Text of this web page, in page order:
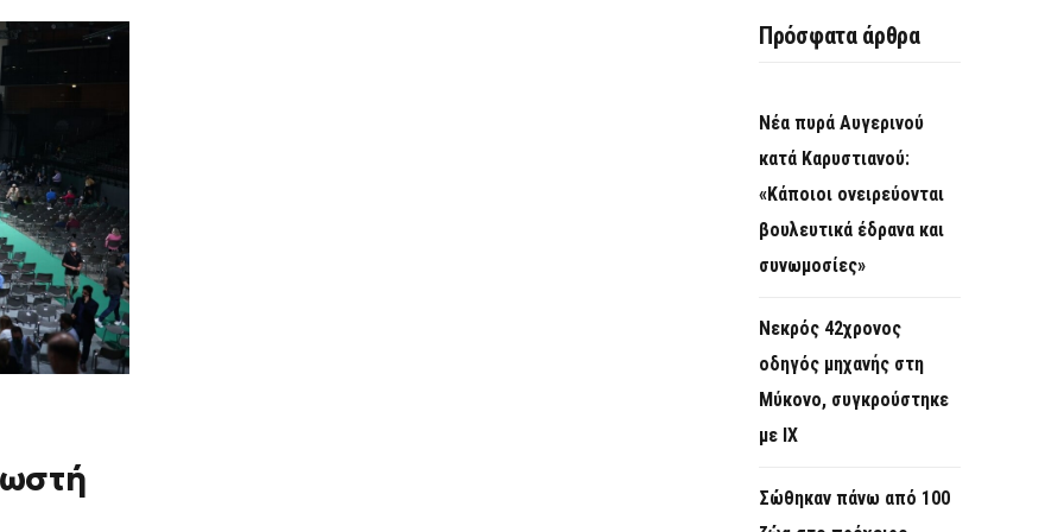
Πρόσφατα άρθρα
Νέα πυρά Αυγερινού
κατά Καρυστιανού:
«Κάποιοι ονειρεύονται
βουλευτικά έδρανα και
συνωμοσίες»
Νεκρός 42χρονος
οδηγός μηχανής στη
Μύκονο, συγκρούστηκε
με ΙΧ
Σώθηκαν πάνω από 100